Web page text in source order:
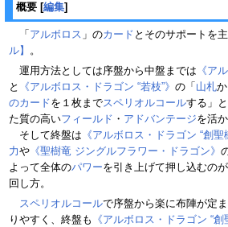
概要 [編集]
「 アルボロス 」のカード とそのサポートを
ル】 。
運用方法としては序盤から中盤までは 《ア
と
《アルボロス・ドラゴン “若枝”》 の「 山札
のカードを１枚までスペリオルコールする」
た質の高いフィールド ・ アドバンテージを活
そして終盤は 《アルボロス・ドラゴン “創聖
力や 《聖樹竜 ジングルフラワー・ドラゴン》
よって全体のパワーを引き上げて押し込むの
回し方。
スペリオルコールで序盤から楽に布陣が定
りやすく、終盤も 《アルボロス・ドラゴン “創